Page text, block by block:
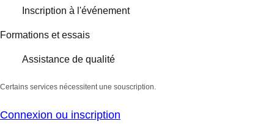
Inscription à l'événement
Formations et essais
Assistance de qualité
Certains services nécessitent une souscription.
Connexion ou inscription